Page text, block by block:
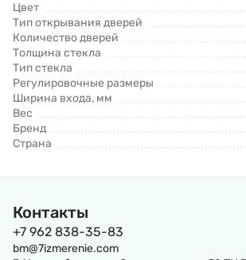
Цвет
Тип открывания дверей
Количество дверей
Толщина стекла
Тип стекла
Регулировочные размеры
Ширина входа, мм
Вес
Бренд
Страна
Контакты
+7 962 838-35-83
bm@7izmerenie.com